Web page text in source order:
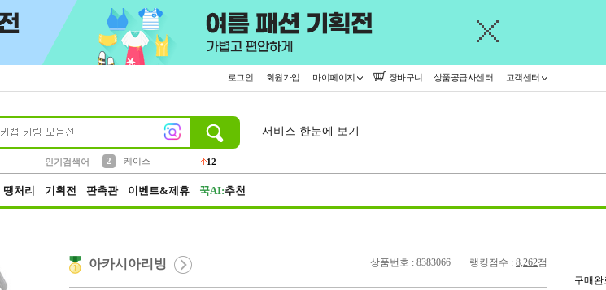
로그인 회원가입 마이페이지 장바구니 상품공급사센터 고객센터
인기검색어
2
케이스
12
서비스 한눈에 보기
땡처리 기획전 판촉관 이벤트&제휴 꾹AI:추천
구매완
상품번호 : 8383066 랭킹점수 : 8,262점
아카시아리빙